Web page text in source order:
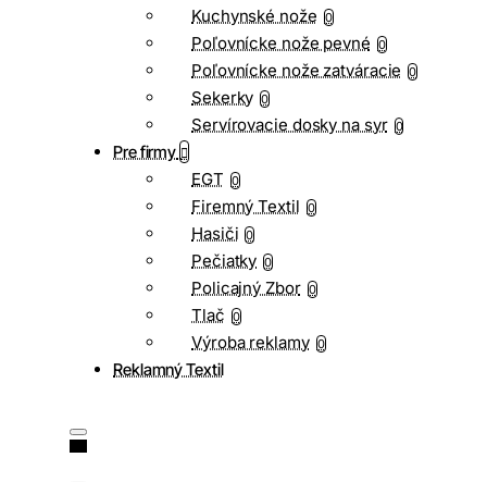
Kuchynské nože 0
Poľovnícke nože pevné 0
Poľovnícke nože zatváracie 0
Sekerky 0
Servírovacie dosky na syr 0
Pre firmy
EGT 0
Firemný Textil 0
Hasiči 0
Pečiatky 0
Policajný Zbor 0
Tlač 0
Výroba reklamy 0
Reklamný Textil